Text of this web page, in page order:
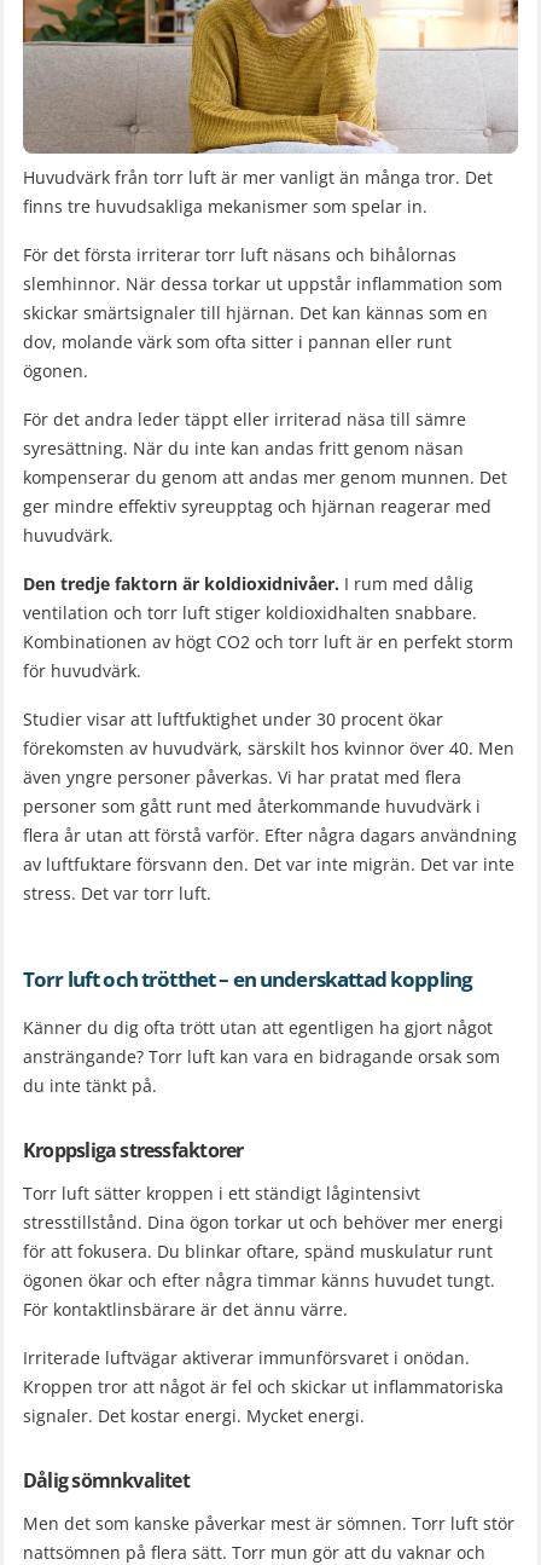
Huvudvärk från torr luft är mer vanligt än många tror. Det
finns tre huvudsakliga mekanismer som spelar in.
För det första irriterar torr luft näsans och bihålornas
slemhinnor. När dessa torkar ut uppstår inflammation som
skickar smärtsignaler till hjärnan. Det kan kännas som en
dov, molande värk som ofta sitter i pannan eller runt
ögonen.
För det andra leder täppt eller irriterad näsa till sämre
syresättning. När du inte kan andas fritt genom näsan
kompenserar du genom att andas mer genom munnen. Det
ger mindre effektiv syreupptag och hjärnan reagerar med
huvudvärk.
Den tredje faktorn är koldioxidnivåer. I rum med dålig
ventilation och torr luft stiger koldioxidhalten snabbare.
Kombinationen av högt CO2 och torr luft är en perfekt storm
för huvudvärk.
Studier visar att luftfuktighet under 30 procent ökar
förekomsten av huvudvärk, särskilt hos kvinnor över 40. Men
även yngre personer påverkas. Vi har pratat med flera
personer som gått runt med återkommande huvudvärk i
flera år utan att förstå varför. Efter några dagars användning
av luftfuktare försvann den. Det var inte migrän. Det var inte
stress. Det var torr luft.
Torr luft och trötthet – en underskattad koppling
Känner du dig ofta trött utan att egentligen ha gjort något
ansträngande? Torr luft kan vara en bidragande orsak som
du inte tänkt på.
Kroppsliga stressfaktorer
Torr luft sätter kroppen i ett ständigt lågintensivt
stresstillstånd. Dina ögon torkar ut och behöver mer energi
för att fokusera. Du blinkar oftare, spänd muskulatur runt
ögonen ökar och efter några timmar känns huvudet tungt.
För kontaktlinsbärare är det ännu värre.
Irriterade luftvägar aktiverar immunförsvaret i onödan.
Kroppen tror att något är fel och skickar ut inflammatoriska
signaler. Det kostar energi. Mycket energi.
Dålig sömnkvalitet
Men det som kanske påverkar mest är sömnen. Torr luft stör
nattsömnen på flera sätt. Torr mun gör att du vaknar och